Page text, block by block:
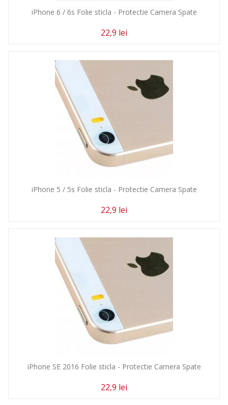
iPhone 6 / 6s Folie sticla - Protectie Camera Spate
22,9 lei
iPhone 5 / 5s Folie sticla - Protectie Camera Spate
22,9 lei
iPhone SE 2016 Folie sticla - Protectie Camera Spate
22,9 lei